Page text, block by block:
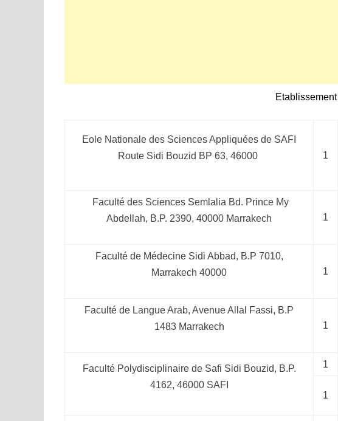
Etablissement
1
Eole Nationale des Sciences Appliquées de SAFI
Route Sidi Bouzid BP 63, 46000
1
Faculté des Sciences Semlalia Bd. Prince My
Abdellah, B.P. 2390, 40000 Marrakech
1
Faculté de Médecine Sidi Abbad, B.P 7010,
Marrakech 40000
1
Faculté de Langue Arab, Avenue Allal Fassi, B.P
1483 Marrakech
1
Faculté Polydisciplinaire de Safi Sidi Bouzid, B.P.
4162, 46000 SAFI
1